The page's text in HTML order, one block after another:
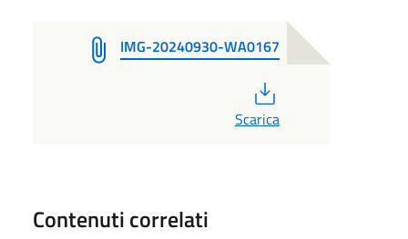
IMG-20240930-WA0167
Scarica
Contenuti correlati